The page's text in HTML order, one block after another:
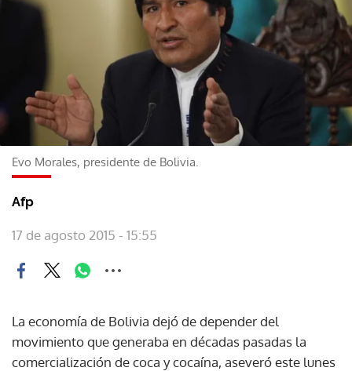
Evo Morales, presidente de Bolivia.
Afp
17 de agosto 2015 - 15:55
La economía de Bolivia dejó de depender del
movimiento que generaba en décadas pasadas la
comercialización de coca y cocaína, aseveró este lunes